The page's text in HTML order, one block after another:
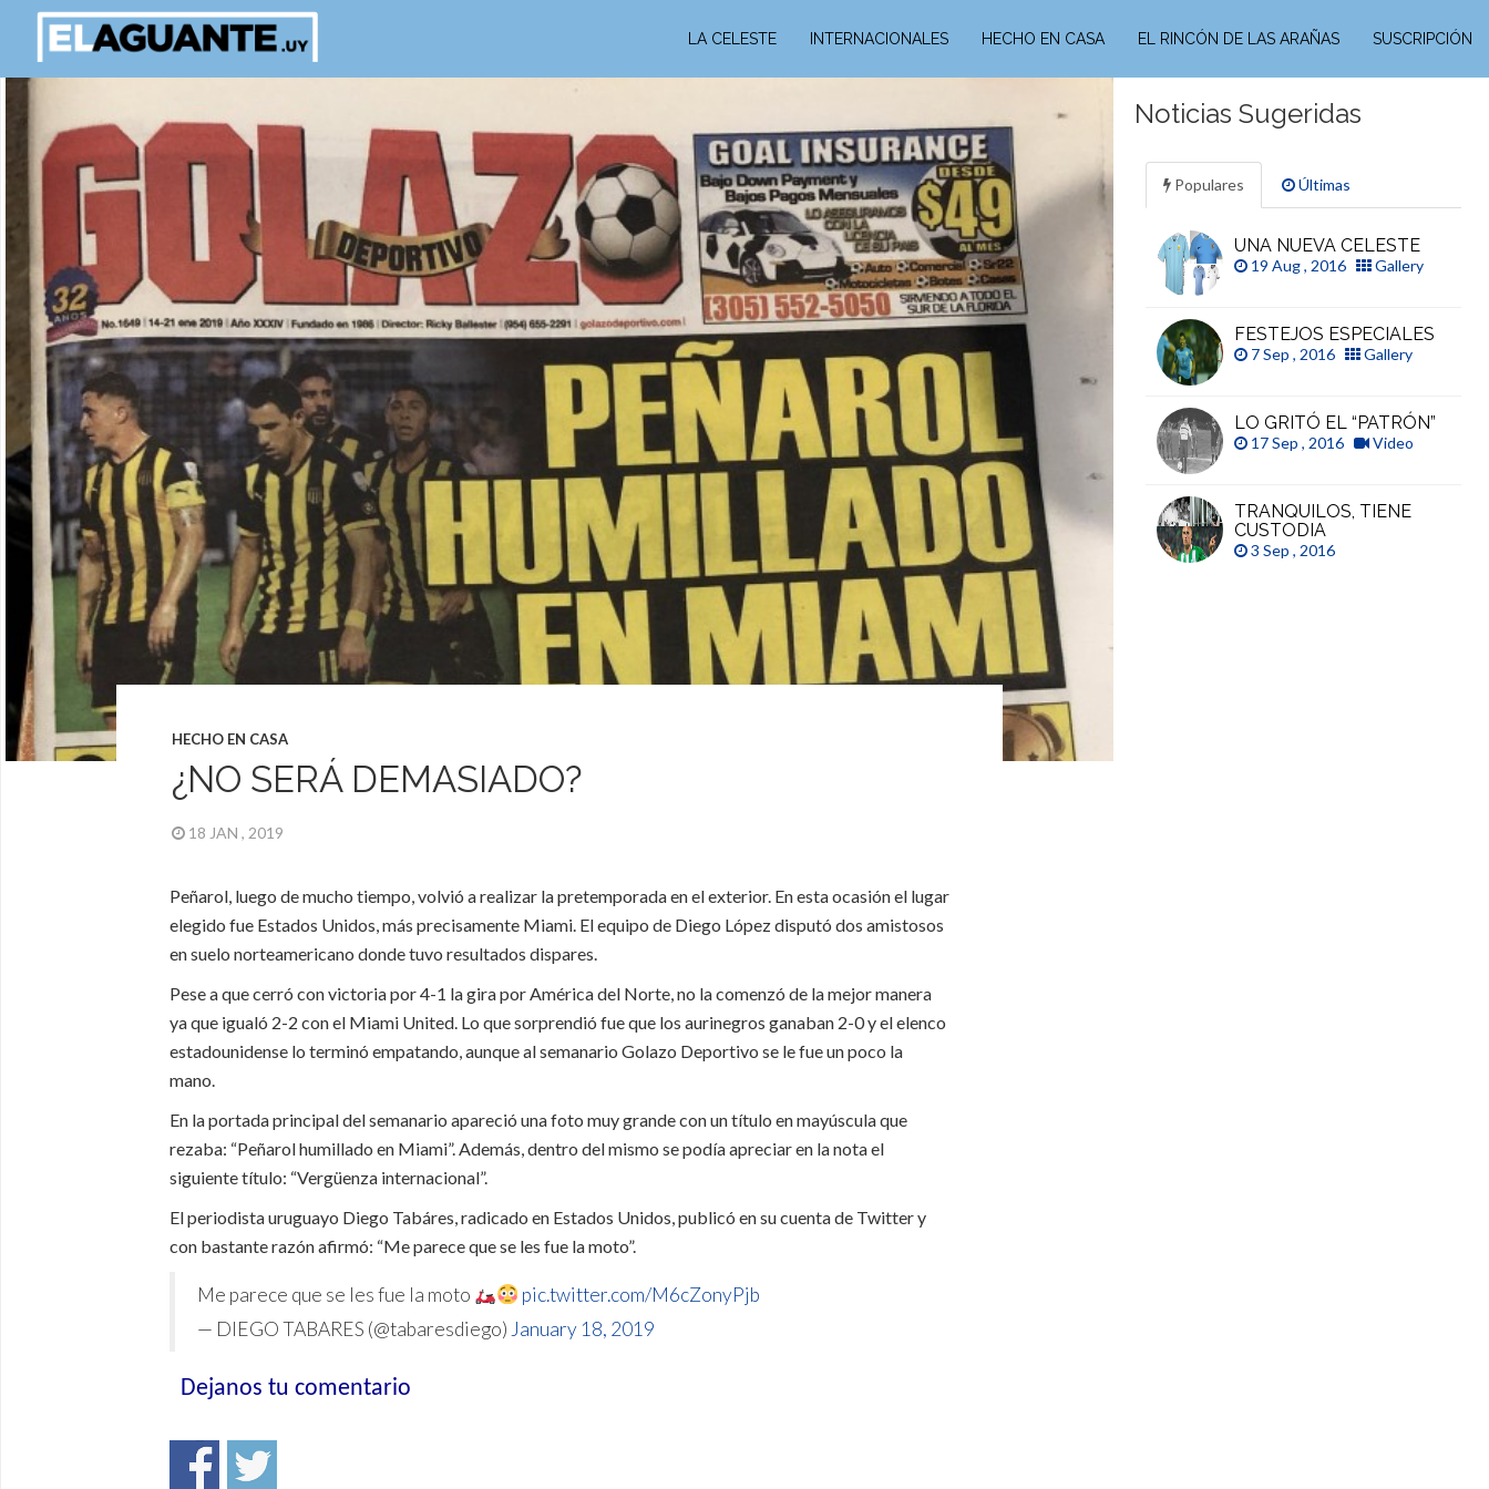
LA CELESTE INTERNACIONALES HECHO EN CASA EL RINCÓN DE LAS ARAÑAS SUSCRIPCIÓN
HECHO EN CASA
¿NO SERÁ DEMASIADO?
18 JAN , 2019
Peñarol, luego de mucho tiempo, volvió a realizar la pretemporada en el exterior. En esta ocasión el lugar
elegido fue Estados Unidos, más precisamente Miami. El equipo de Diego López disputó dos amistosos
en suelo norteamericano donde tuvo resultados dispares.
Pese a que cerró con victoria por 4-1 la gira por América del Norte, no la comenzó de la mejor manera
ya que igualó 2-2 con el Miami United. Lo que sorprendió fue que los aurinegros ganaban 2-0 y el elenco
estadounidense lo terminó empatando, aunque al semanario Golazo Deportivo se le fue un poco la
mano.
En la portada principal del semanario apareció una foto muy grande con un título en mayúscula que
rezaba: “Peñarol humillado en Miami”. Además, dentro del mismo se podía apreciar en la nota el
siguiente título: “Vergüenza internacional”.
El periodista uruguayo Diego Tabáres, radicado en Estados Unidos, publicó en su cuenta de Twitter y
con bastante razón afirmó: “Me parece que se les fue la moto”.
Me parece que se les fue la moto
pic.twitter.com/M6cZonyPjb
— DIEGO TABARES (@tabaresdiego) January 18, 2019
Dejanos tu comentario
Noticias Sugeridas
Populares Últimas
UNA NUEVA CELESTE
19 Aug , 2016 Gallery
FESTEJOS ESPECIALES
7 Sep , 2016 Gallery
LO GRITÓ EL “PATRÓN”
17 Sep , 2016 Video
TRANQUILOS, TIENE
CUSTODIA
3 Sep , 2016